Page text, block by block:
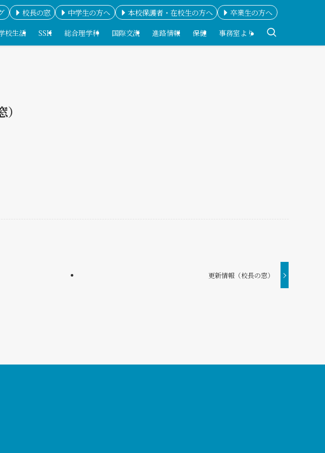
校生活 SSH 総合理学科 国際交流 進路情報 保健 事務室より
校長の窓 中学生の方へ 本校保護者・在校生の方へ 卒業生の方へ
更新情報（校長の窓）